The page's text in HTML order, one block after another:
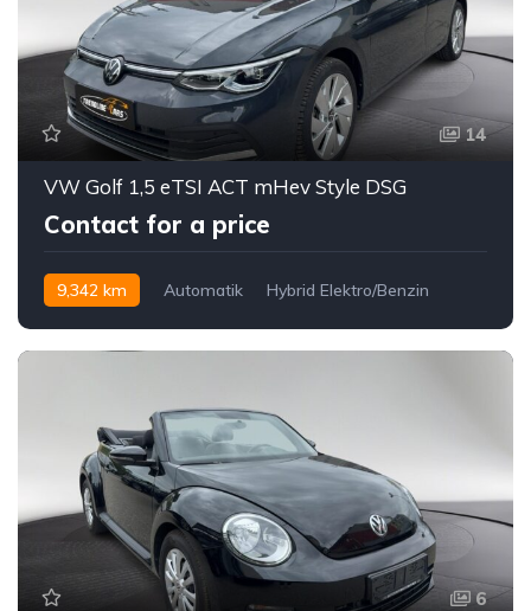
14
VW Golf 1,5 eTSI ACT mHev Style DSG
Contact for a price
9,342 km Automatik
Hybrid Elektro/Benzin
6